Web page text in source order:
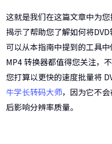
这就是我们在这篇文章中为
揭示了帮助您了解如何将
可以从本指南中提到的工具
MP4 转换器都值得您关注，
您打算以更快的速度批量将
牛学长转码大师，因为它不
后影响分辨率质量。